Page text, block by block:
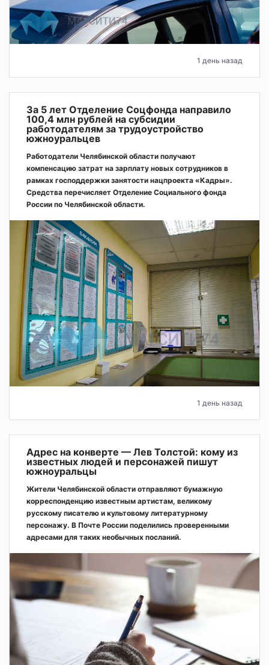
1 день назад
За 5 лет Отделение Соцфонда направило
100,4 млн рублей на субсидии
работодателям за трудоустройство
южноуральцев
Работодатели Челябинской области получают
компенсацию затрат на зарплату новых сотрудников в
рамках господдержки занятости нацпроекта «Кадры».
Средства перечисляет Отделение Социального фонда
России по Челябинской области.
1 день назад
Адрес на конверте — Лев Толстой: кому из
известных людей и персонажей пишут
южноуральцы
Жители Челябинской области отправляют бумажную
корреспонденцию известным артистам, великому
русскому писателю и культовому литературному
персонажу. В Почте России поделились проверенными
адресами для таких необычных посланий.